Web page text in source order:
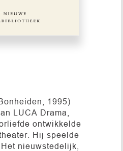
1995)
LUCA Drama,
ontwikkelde
Hij speelde
nieuwstedelijk,